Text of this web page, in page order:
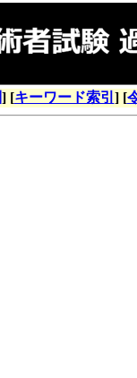
] [キーワード索引 ] [